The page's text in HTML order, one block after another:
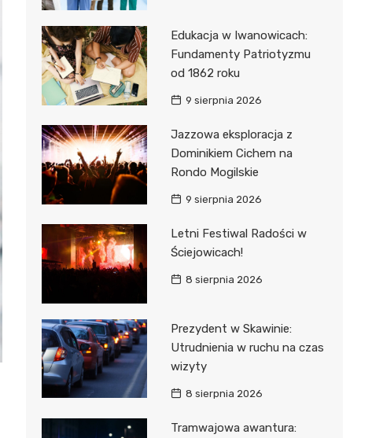
Edukacja w Iwanowicach:
Fundamenty Patriotyzmu
od 1862 roku
9 sierpnia 2026
Jazzowa eksploracja z
Dominikiem Cichem na
Rondo Mogilskie
9 sierpnia 2026
Letni Festiwal Radości w
Ściejowicach!
8 sierpnia 2026
Prezydent w Skawinie:
Utrudnienia w ruchu na czas
wizyty
8 sierpnia 2026
Tramwajowa awantura: